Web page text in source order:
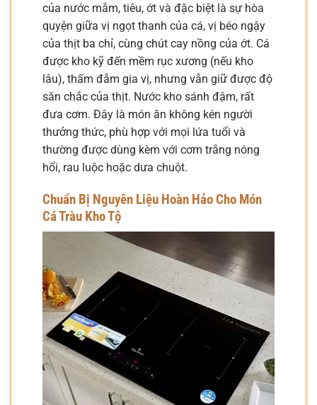
của nước mắm, tiêu, ớt và đặc biệt là sự hòa
quyện giữa vị ngọt thanh của cá, vị béo ngậy
của thịt ba chỉ, cùng chút cay nồng của ớt. Cá
được kho kỹ đến mềm rục xương (nếu kho
lâu), thấm đẫm gia vị, nhưng vẫn giữ được độ
săn chắc của thịt. Nước kho sánh đậm, rất
đưa cơm. Đây là món ăn không kén người
thưởng thức, phù hợp với mọi lứa tuổi và
thường được dùng kèm với cơm trắng nóng
hổi, rau luộc hoặc dưa chuột.
Chuẩn Bị Nguyên Liệu Hoàn Hảo Cho Món
Cá Tràu Kho Tộ